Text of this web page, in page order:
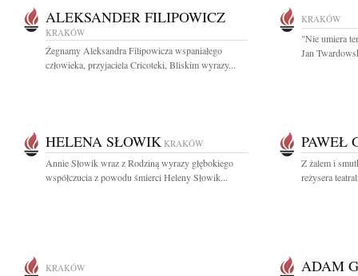
ALEKSANDER FILIPOWICZ
KRAKÓW
Żegnamy Aleksandra Filipowicza wspaniałego
człowieka, przyjaciela Cricoteki, Bliskim wyrazy...
KRAKÓW
"Nie umiera
Jan
HELENA SŁOWIK KRAKÓW
Annie Słowik wraz z Rodziną wyrazy głębokiego
współczucia z powodu śmierci Heleny Słowik...
PAWEŁ
Z żalem i
reżysera
KRAKÓW ADAM